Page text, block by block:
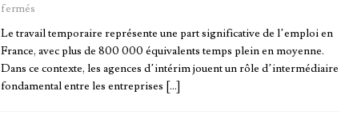
fermés
Le travail temporaire représente une part significative de l’emploi en
France, avec plus de 800 000 équivalents temps plein en moyenne.
Dans ce contexte, les agences d’intérim jouent un rôle d’intermédiaire
fondamental entre les entreprises […]